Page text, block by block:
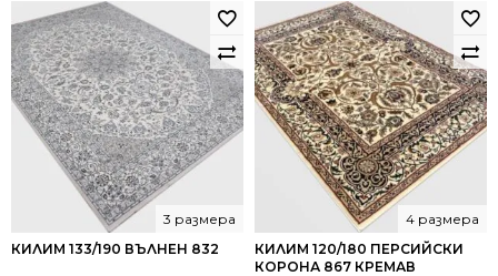
КИЛИМ 133/190 ВЪЛНЕН 832
3 размера
КИЛИМ 120/180 ПЕРСИЙСКИ
КОРОНА 867 КРЕМАВ
4 размера